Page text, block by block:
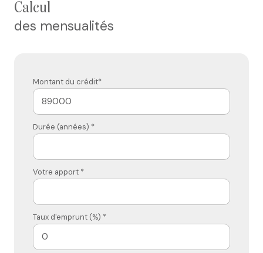
calcul
des mensualités
Montant du crédit*
Durée (années) *
Votre apport *
Taux d'emprunt (%) *